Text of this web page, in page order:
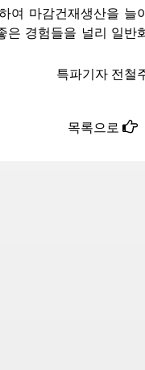
여 마감건재생산을 늘이
은 경험들을 널리 일반
특파기자 전철
목록으로